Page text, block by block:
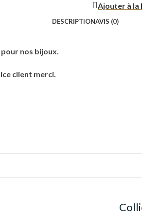
Ajouter à la
DESCRIPTIONAVIS (0)
nos bijoux.
client merci.